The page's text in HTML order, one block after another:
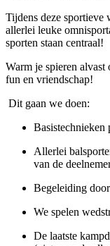
Tijdens deze sportieve
allerlei leuke
sporten staan centraal!
Warm je spieren
fun en vriendschap!
Dit gaan we doen:
Basistechnieken
Allerlei
van de
Begeleiding
We spelen
De laatste